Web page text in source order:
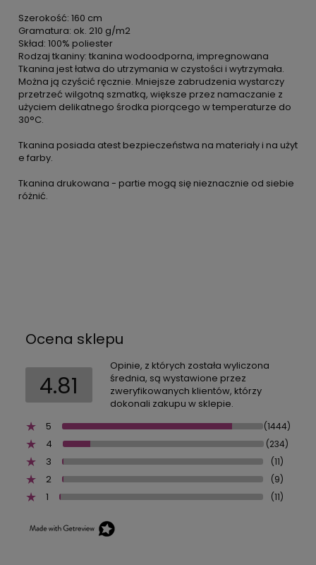
Szerokość: 160 cm
Gramatura: ok. 210 g/m2
Skład: 100% poliester
Rodzaj tkaniny: tkanina wodoodporna, impregnowana
Tkanina jest łatwa do utrzymania w czystości i wytrzymała.
Można ją czyścić ręcznie. Mniejsze zabrudzenia wystarczy
przetrzeć wilgotną szmatką, większe przez namaczanie z
użyciem delikatnego środka piorącego w temperaturze do
30°C.
Tkanina posiada atest bezpieczeństwa na materiały i na użyt
e farby.
Tkanina drukowana - partie mogą się nieznacznie od siebie
różnić.
Ocena sklepu
4.81
Opinie, z których została wyliczona
średnia, są wystawione przez
zweryfikowanych klientów, którzy
dokonali zakupu w sklepie.
5
(1444)
4 (234)
3 (11)
2 (9)
1 (11)